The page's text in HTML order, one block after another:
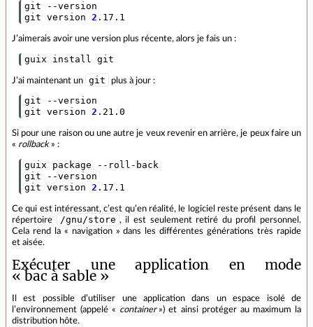
git --version
git version 2 .17.1
J’aimerais avoir une version plus récente, alors je fais un :
guix install git
J’ai maintenant un git plus à jour :
git --version
git version 2 .21.0
Si pour une raison ou une autre je veux revenir en arrière, je peux faire un
« rollback» :
guix package --roll-back
git --version
git version 2 .17.1
Ce qui est intéressant, c’est qu’en réalité, le logiciel reste présent dans le
répertoire
/gnu/store , il est seulement retiré du profil personnel.
Cela rend la « navigation » dans les différentes générations très rapide
et aisée.
Exécuter une application en mode
« bac à sable »
Il est possible d’utiliser une application dans un espace isolé de
l’environnement (appelé « container») et ainsi protéger au maximum la
distribution hôte.